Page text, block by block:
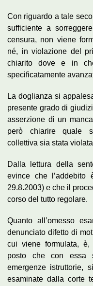
Con riguardo a tale
sufficiente a
censura, non viene
né, in violazione del
chiarito dove e in
specificatamente
La doglianza si
presente grado di
asserzione di un
però chiarire quale
collettiva sia stata
Dalla lettura della
evince che l’addebito
29.8.2003) e che il
corso del tutto regolare.
Quanto all’omesso
denunciato difetto di
cui viene formulata, è,
posto che con essa
emergenze istruttorie,
esaminate dalla corte